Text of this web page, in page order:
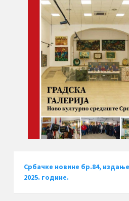
Србачке новине бр.84,
2025. године.